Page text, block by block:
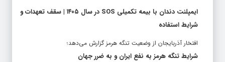
ایمپلنت دندان با بیمه تکمیلی SOS در سال ۱۴۰۵ | سقف تعهدات و
شرایط استفاده
افتخار آذربایجان از وضعیت تنگه هرمز گزارش می‌دهد؛
شرایط تنگه هرمز به نفع ایران و به ضرر جهان